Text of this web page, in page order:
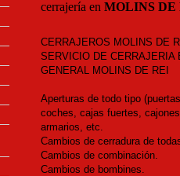
cerrajería en MOLINS DE
CERRAJEROS MOLINS DE
SERVICIO DE CERRAJERIA
GENERAL MOLINS DE REI
Aperturas de todo tipo
coches, cajas fuertes,
armarios, etc.
Cambios de cerradura de
Cambios de combinación.
Cambios de bombines.